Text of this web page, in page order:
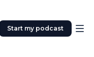
Start my podcast